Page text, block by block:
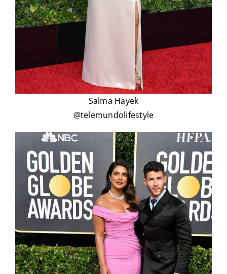
Salma Hayek
@telemundolifestyle